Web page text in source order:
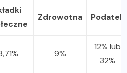
Zdrowotna Podatek
9%
12% lub
32%